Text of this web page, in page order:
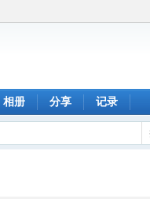
相册 分享 记录